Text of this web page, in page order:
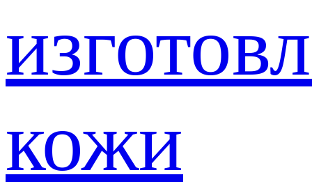
кожи